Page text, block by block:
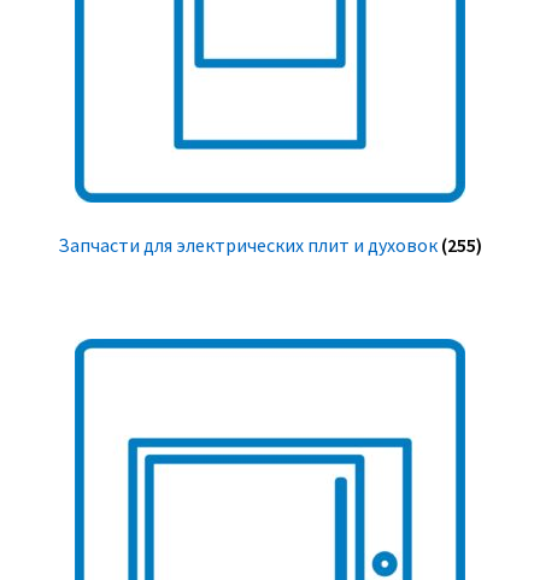
Запчасти для электрических плит и духовок (255)